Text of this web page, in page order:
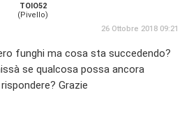
TOIO52
(Pivello)
26 Ottobre 2018 09:21
funghi ma cosa sta succedendo?
se qualcosa possa ancora
Grazie